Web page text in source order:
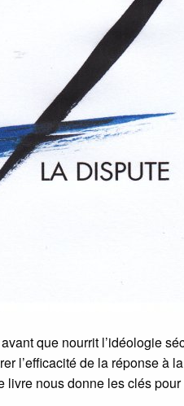
que nourrit l’idéologie
l’efficacité de la réponse à
nous donne les clés